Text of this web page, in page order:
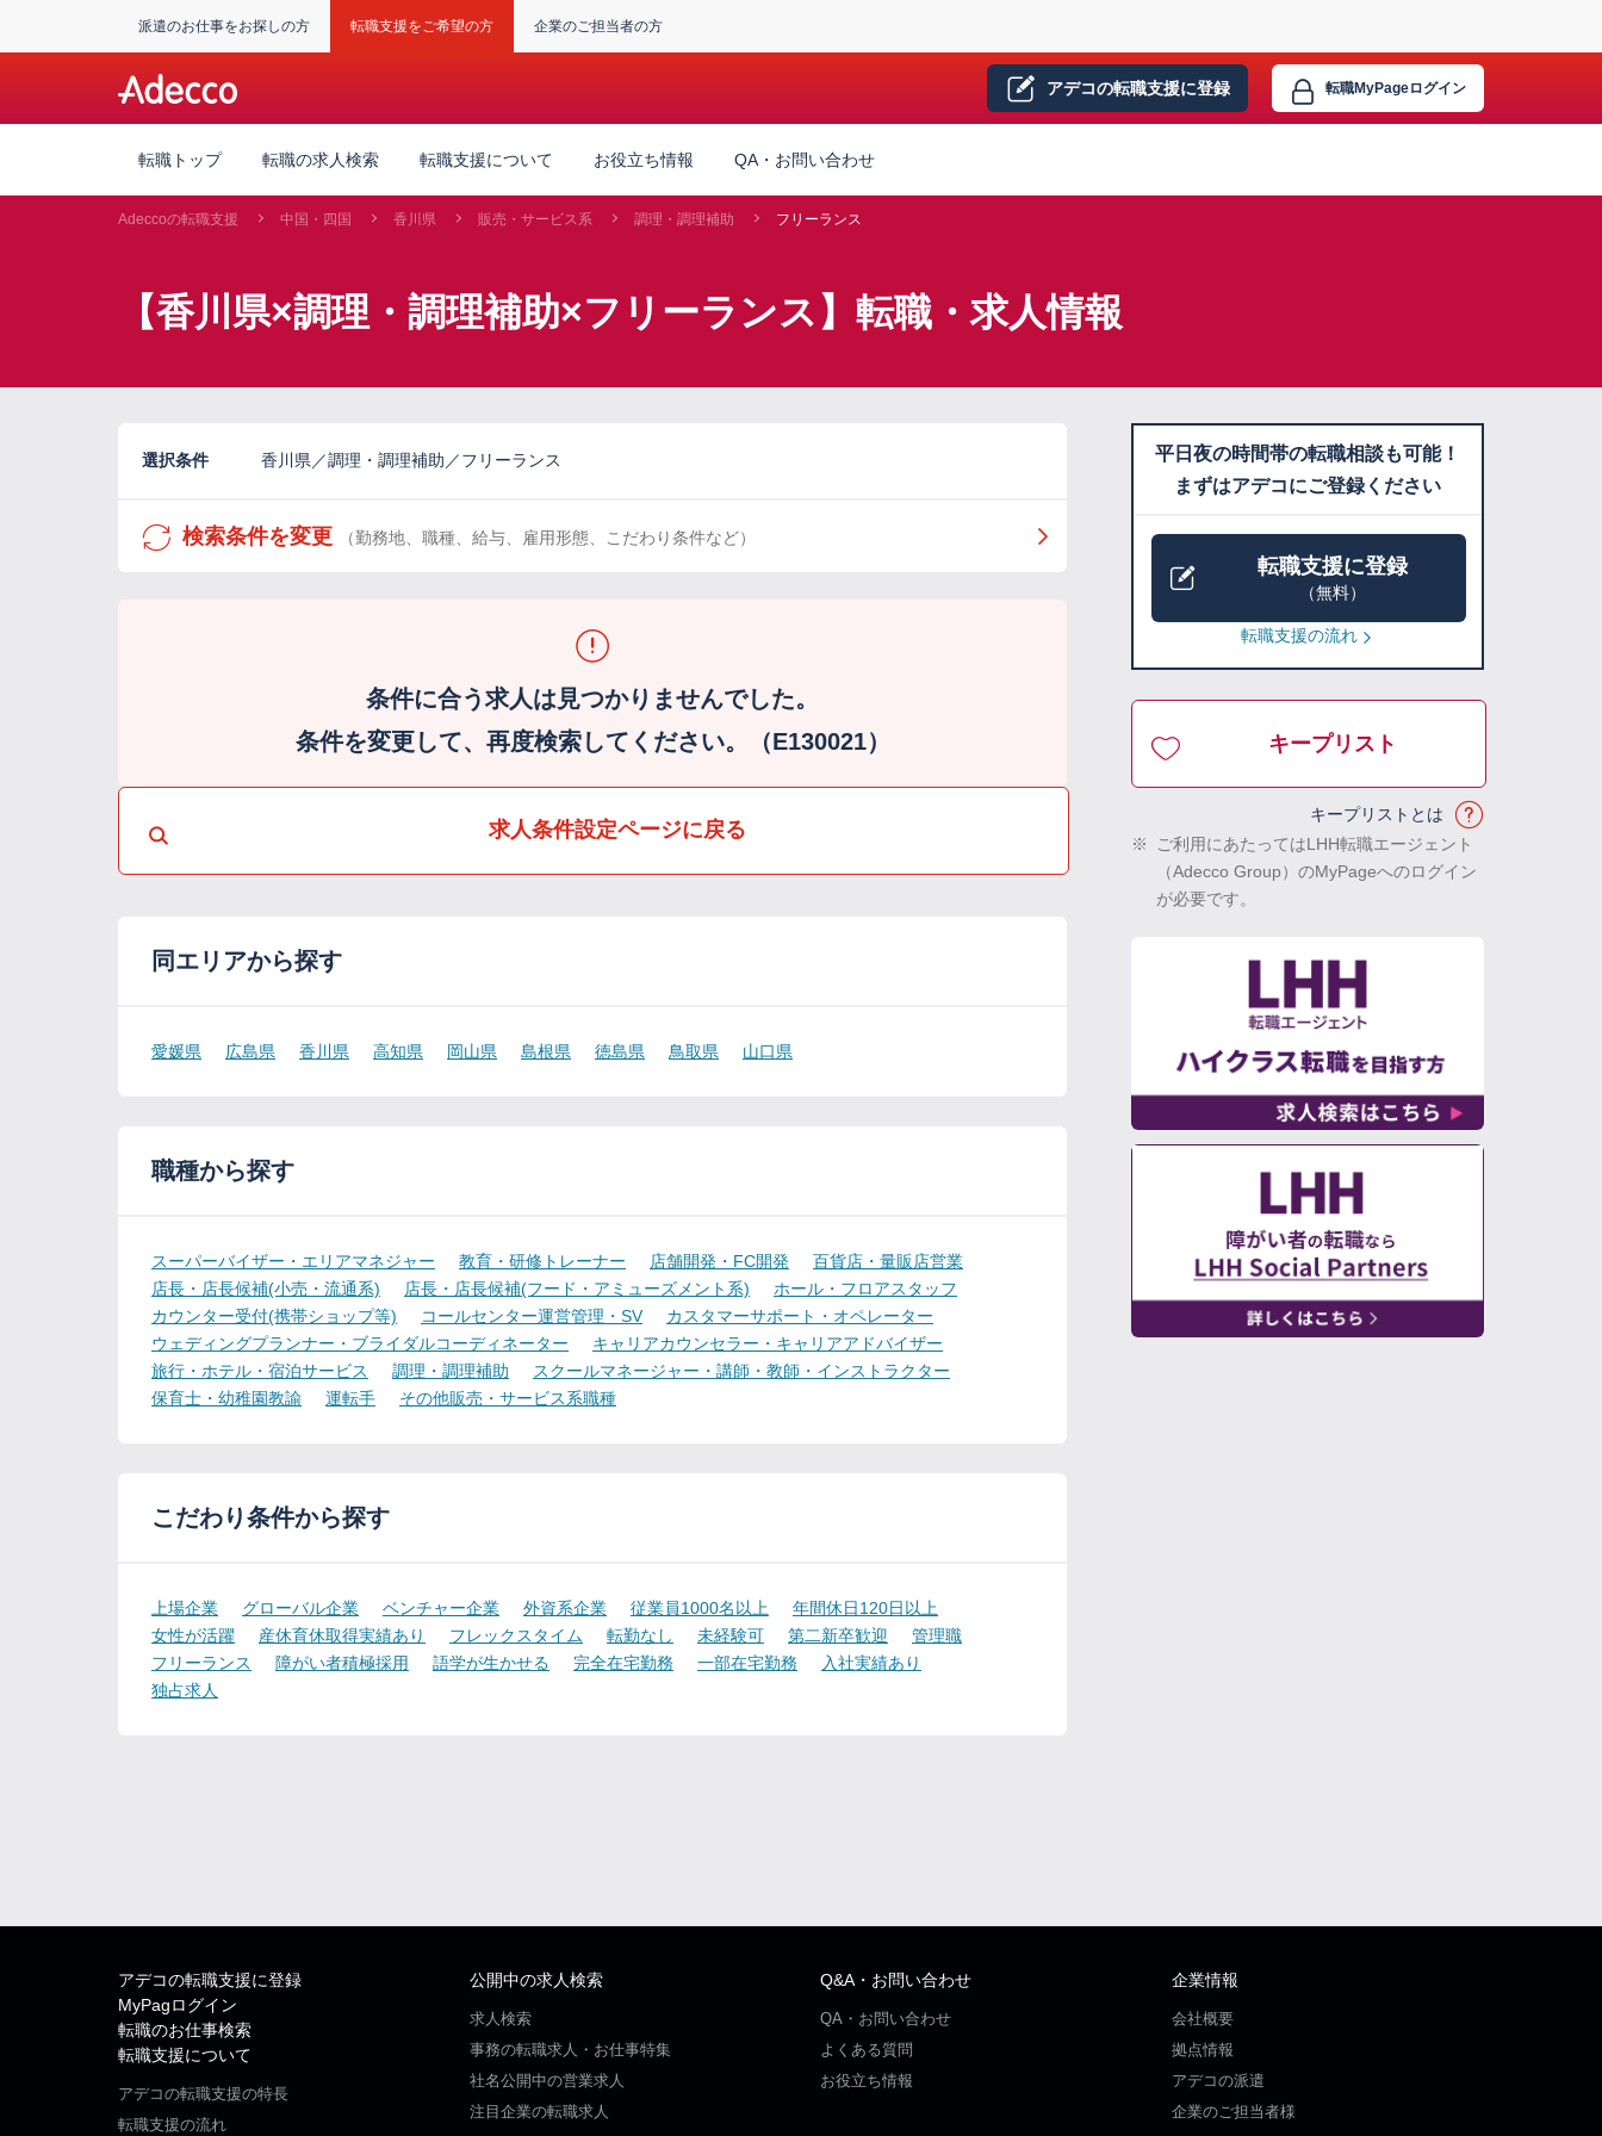
派遣のお仕事をお探しの方 転職支援をご希望の方 企業のご担当者の方
アデコの転職支援に登録 転職MyPageログイン
転職トップ 転職の求人検索 転職支援について お役立ち情報 QA・お問い合わせ
Adeccoの転職支援 中国・四国 香川県 販売・サービス系 調理・調理補助 フリーランス
【香川県×調理・調理補助×フリーランス】転職・求人情報
選択条件 香川県／調理・調理補助／フリーランス
検索条件を変更 （勤務地、職種、給与、雇用形態、こだわり条件など）
条件に合う求人は見つかりませんでした。
条件を変更して、再度検索してください。（E130021）
求人条件設定ページに戻る
同エリアから探す
愛媛県 広島県 香川県 高知県 岡山県 島根県 徳島県 鳥取県 山口県
職種から探す
スーパーバイザー・エリアマネジャー 教育・研修トレーナー 店舗開発・FC開発
百貨店・量販店営業
店長・店長候補(小売・流通系)
店長・店長候補(フード・アミューズメント系)
ホール・フロアスタッフ
カウンター受付(携帯ショップ等)
コールセンター運営管理・SV
カスタマーサポート・オペレーター
ウェディングプランナー・ブライダルコーディネーター
キャリアカウンセラー・キャリアアドバイザー
旅行・ホテル・宿泊サービス
調理・調理補助
スクールマネージャー・講師・教師・インストラクター
保育士・幼稚園教諭
運転手 その他販売・サービス系職種
こだわり条件から探す
上場企業 グローバル企業 ベンチャー企業 外資系企業 従業員1000名以上
年間休日120日以上
女性が活躍
産休育休取得実績あり フレックスタイム 転勤なし 未経験可 第二新卒歓迎
管理職
フリーランス
障がい者積極採用 語学が生かせる 完全在宅勤務 一部在宅勤務
入社実績あり
独占求人
平日夜の時間帯の転職相談も可能！
まずはアデコにご登録ください
転職支援に登録
（無料）
転職支援の流れ
キープリスト
キープリストとは
※
ご利用にあたってはLHH転職エージェント
（Adecco Group）のMyPageへのログイン
が必要です。
アデコの転職支援に登録
MyPagログイン
転職のお仕事検索
転職支援について
アデコの転職支援の特長
転職支援の流れ
公開中の求人検索
求人検索
事務の転職求人・お仕事特集
社名公開中の営業求人
注目企業の転職求人
Q&A・お問い合わせ
QA・お問い合わせ
よくある質問
お役立ち情報
企業情報
会社概要
拠点情報
アデコの派遣
企業のご担当者様